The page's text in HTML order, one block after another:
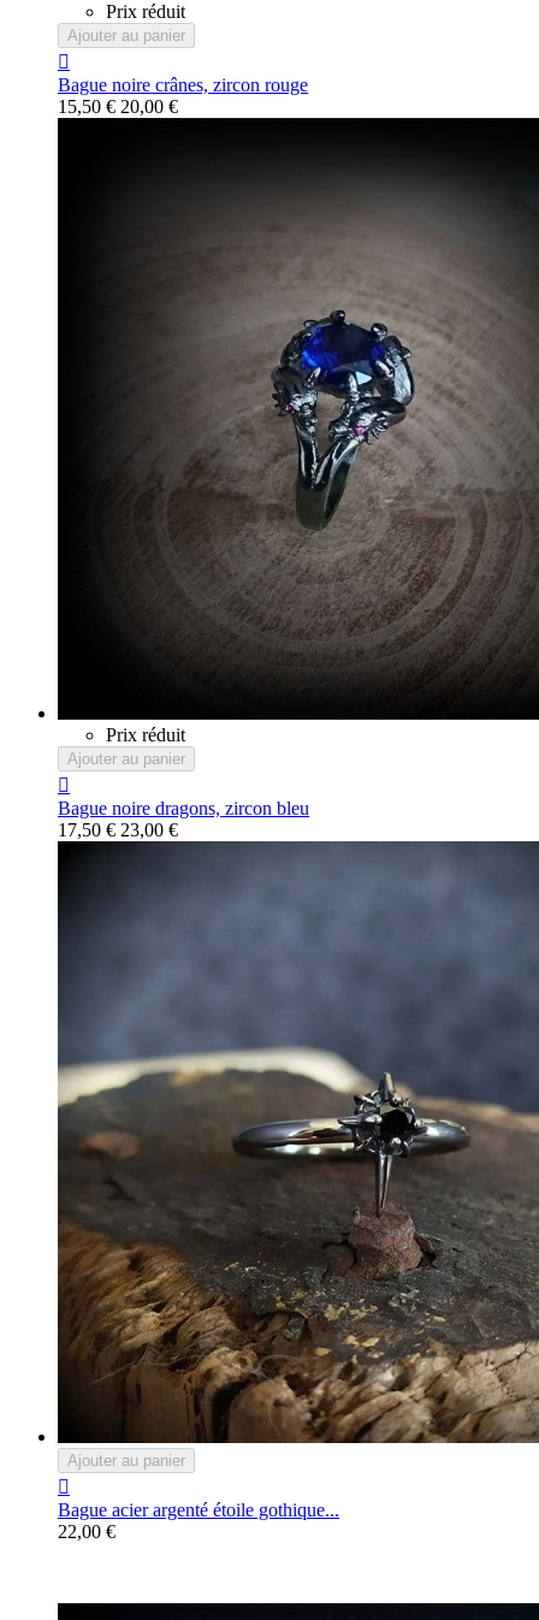
Prix réduit
Ajouter au panier

Bague noire crânes, zircon rouge
15,50 € 20,00 €
Prix réduit
Ajouter au panier

Bague noire dragons, zircon bleu
17,50 € 23,00 €
Ajouter au panier

Bague acier argenté étoile gothique...
22,00 €